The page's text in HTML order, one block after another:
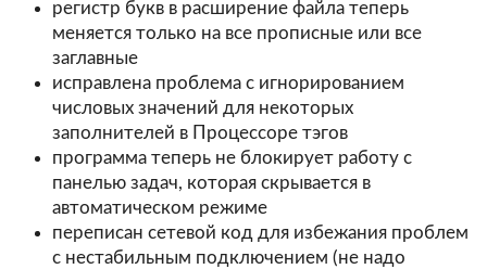
регистр букв в расширение файла теперь
меняется только на все прописные или все
заглавные
исправлена проблема с игнорированием
числовых значений для некоторых
заполнителей в Процессоре тэгов
программа теперь не блокирует работу с
панелью задач, которая скрывается в
автоматическом режиме
переписан сетевой код для избежания проблем
с нестабильным подключением (не надо